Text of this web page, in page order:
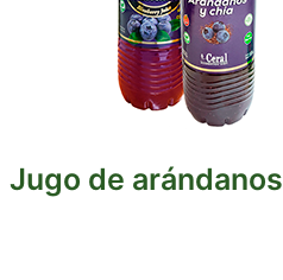
Jugo de arándanos